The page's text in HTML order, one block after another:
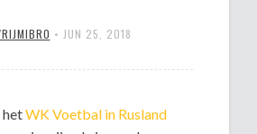
• JUN 25, 2018
hetWK Voetbal in Rusland